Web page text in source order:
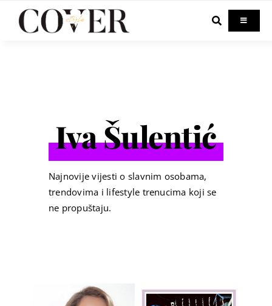
Toggle
Iva Šulentić
Najnovije vijesti o slavnim osobama,
trendovima i lifestyle trenucima koji se
ne propuštaju.